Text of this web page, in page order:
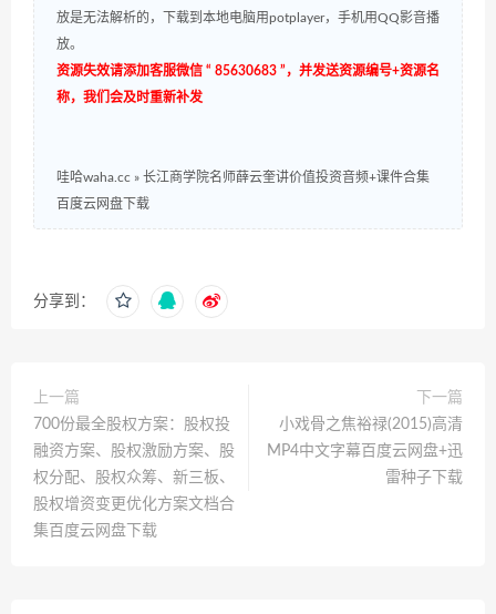
放是无法解析的，下载到本地电脑用potplayer，手机用QQ影音播
放。
资源失效请添加客服微信 “ 85630683 ”，并发送资源编号+资源名
称，我们会及时重新补发
哇哈waha.cc » 长江商学院名师薛云奎讲价值投资音频+课件合集
百度云网盘下载
分享到：
上一篇
700份最全股权方案：股权投
融资方案、股权激励方案、股
权分配、股权众筹、新三板、
股权增资变更优化方案文档合
集百度云网盘下载
下一篇
小戏骨之焦裕禄(2015)高清
MP4中文字幕百度云网盘+迅
雷种子下载